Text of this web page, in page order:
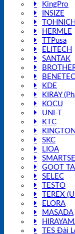
KingPro
INSIZE
TOHNICHI
HERMLE
TTPusa
ELITECH
SANTAK
KDE
KIRAY
KOCU
UNI-T
KTC
SKC
LIOA
GOOT
SELEC
TESTO
TEREX
ELORA
MASADA
TES Đài